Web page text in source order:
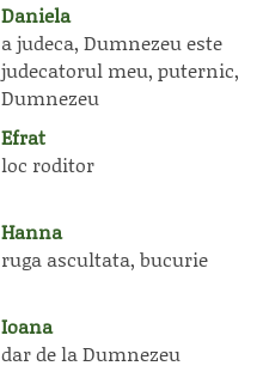
Daniela
a judeca, Dumnezeu este
judecatorul meu, puternic,
Dumnezeu
Efrat
loc roditor
Hanna
ruga ascultata, bucurie
Ioana
dar de la Dumnezeu